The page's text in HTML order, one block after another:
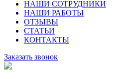
НАШИ СОТРУДНИКИ
НАШИ РАБОТЫ
ОТЗЫВЫ
СТАТЬИ
КОНТАКТЫ
Заказать звонок